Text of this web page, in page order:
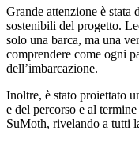
Grande attenzione è stata
sostenibili del progetto.
solo una barca, ma una
comprendere come ogni
dell’imbarcazione.
Inoltre, è stato proiettato
e del percorso e al
SuMoth, rivelando a tutti